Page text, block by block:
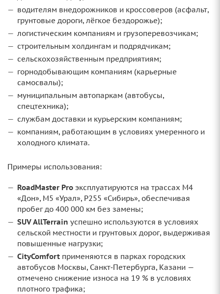
водителям внедорожников и кроссоверов (асфальт,
грунтовые дороги, лёгкое бездорожье);
логистическим компаниям и грузоперевозчикам;
строительным холдингам и подрядчикам;
сельскохозяйственным предприятиям;
горнодобывающим компаниям (карьерные
самосвалы);
муниципальным автопаркам (автобусы,
спецтехника);
службам доставки и курьерским компаниям;
компаниям, работающим в условиях умеренного и
холодного климата.
Примеры использования:
RoadMaster Pro эксплуатируются на трассах М4
«Дон», М5 «Урал», Р255 «Сибирь», обеспечивая
пробег до 400 000 км без замены;
SUV AllTerrain успешно используются в условиях
сельской местности и грунтовых дорог, выдерживая
повышенные нагрузки;
CityComfort применяются в парках городских
автобусов Москвы, Санкт‑Петербурга, Казани —
отмечено снижение износа на 19 % в условиях
плотного трафика;